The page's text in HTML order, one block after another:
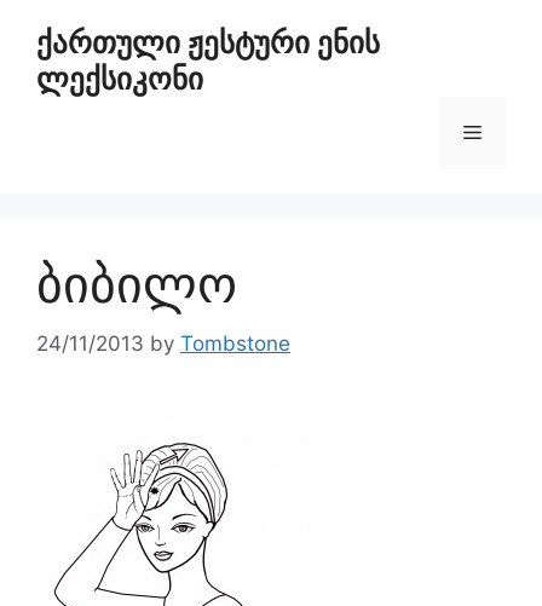
ქართული ჟესტური ენის
ლექსიკონი
ბიბილო
24/11/2013 by Tombstone